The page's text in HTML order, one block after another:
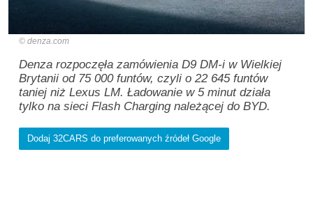
denza.com
Denza rozpoczęła zamówienia D9 DM-i w Wielkiej
Brytanii od 75 000 funtów, czyli o 22 645 funtów
taniej niż Lexus LM. Ładowanie w 5 minut działa
tylko na sieci Flash Charging należącej do BYD.
Dodaj 32CARS do preferowanych źródeł Google